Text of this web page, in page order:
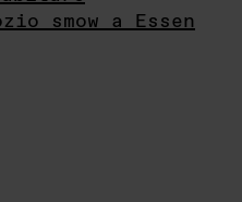
smow a Essen